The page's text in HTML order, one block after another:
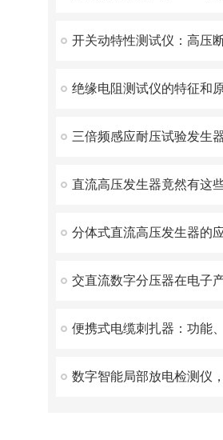
绝缘电阻测试仪的特征和
直流高压发生器竟然有这
分体式直流高压发生器的